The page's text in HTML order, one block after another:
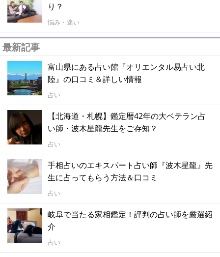
り？
悩み・迷い
最新記事
富山県にある占い館『オリエンタル易占い北
陸』の口コミ＆詳しい情報
占い
【北海道・札幌】鑑定暦42年の大ベテラン占
い師・波木星龍先生をご存知？
占い
手相占いのエキスパート占い師『波木星龍』先
生に占ってもらう方法＆口コミ
占い
岐阜で当たる家相鑑定！評判の占い師を厳選紹
介
占い